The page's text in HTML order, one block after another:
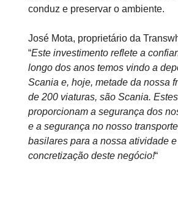
conduz e preservar o ambiente.
José Mota, proprietário da
“Este investimento reflete a
longo dos anos temos vindo a
Scania e, hoje, metade da nossa
de 200 viaturas, são Scania.
proporcionam a segurança dos
e a segurança no nosso
basilares para a nossa atividade
concretização deste negócio!“